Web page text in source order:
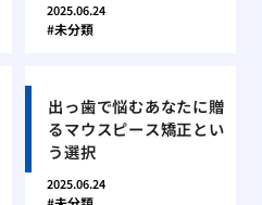
2025.06.24
未分類
出っ歯で悩むあなたに贈
るマウスピース矯正とい
う選択
2025.06.24